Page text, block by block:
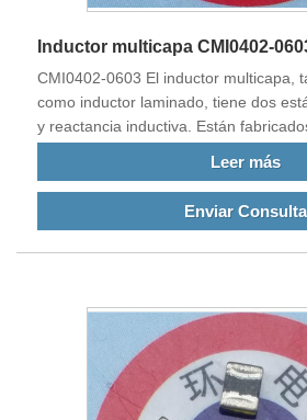
Inductor multicapa CMI0402-
CMI0402-0603 El inductor multicapa,
como inductor laminado, tiene dos
y reactancia inductiva. Están
magnéticos sin bobinado. Filtran
fuentes de interferencias
Leer más
Enviar Consulta